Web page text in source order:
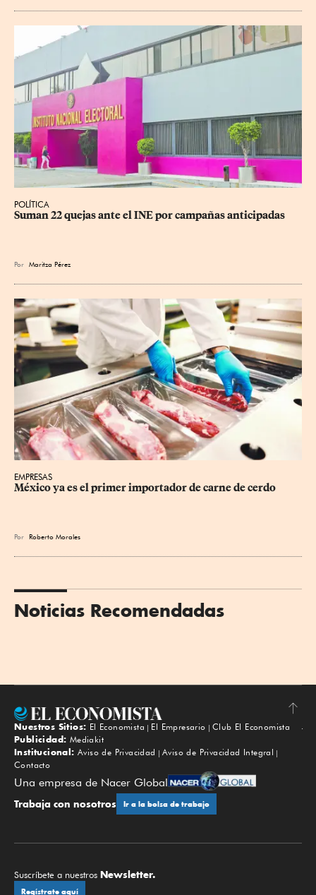
POLÍTICA
Suman 22 quejas ante el INE por campañas anticipadas
Por Maritza Pérez
EMPRESAS
México ya es el primer importador de carne de cerdo
Por Roberto Morales
Noticias Recomendadas
Subir
Nuestros Sitios: El Economista El Empresario
Club El Economista
Publicidad: Mediakit
Institucional: Aviso de Privacidad
Aviso de Privacidad Integral
Contacto
Una empresa de Nacer Global
Trabaja con nosotros Ir a la bolsa de trabajo
Suscríbete a nuestros Newsletter.
Regístrate aquí